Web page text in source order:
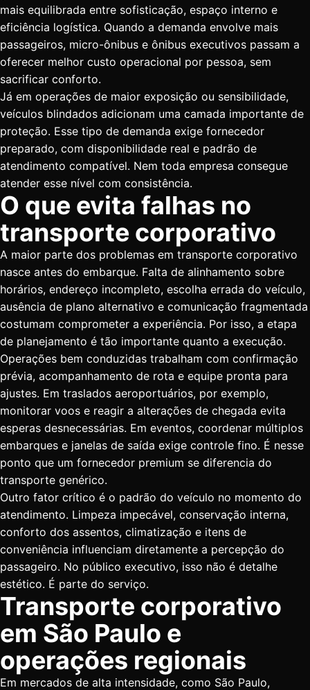
mais equilibrada entre sofisticação, espaço interno e
eficiência logística. Quando a demanda envolve mais
passageiros, micro-ônibus e ônibus executivos passam a
oferecer melhor custo operacional por pessoa, sem
sacrificar conforto.
Já em operações de maior exposição ou sensibilidade,
veículos blindados adicionam uma camada importante de
proteção. Esse tipo de demanda exige fornecedor
preparado, com disponibilidade real e padrão de
atendimento compatível. Nem toda empresa consegue
atender esse nível com consistência.
O que evita falhas no
transporte corporativo
A maior parte dos problemas em transporte corporativo
nasce antes do embarque. Falta de alinhamento sobre
horários, endereço incompleto, escolha errada do veículo,
ausência de plano alternativo e comunicação fragmentada
costumam comprometer a experiência. Por isso, a etapa
de planejamento é tão importante quanto a execução.
Operações bem conduzidas trabalham com confirmação
prévia, acompanhamento de rota e equipe pronta para
ajustes. Em traslados aeroportuários, por exemplo,
monitorar voos e reagir a alterações de chegada evita
esperas desnecessárias. Em eventos, coordenar múltiplos
embarques e janelas de saída exige controle fino. É nesse
ponto que um fornecedor premium se diferencia do
transporte genérico.
Outro fator crítico é o padrão do veículo no momento do
atendimento. Limpeza impecável, conservação interna,
conforto dos assentos, climatização e itens de
conveniência influenciam diretamente a percepção do
passageiro. No público executivo, isso não é detalhe
estético. É parte do serviço.
Transporte corporativo
em São Paulo e
operações regionais
Em mercados de alta intensidade, como São Paulo,